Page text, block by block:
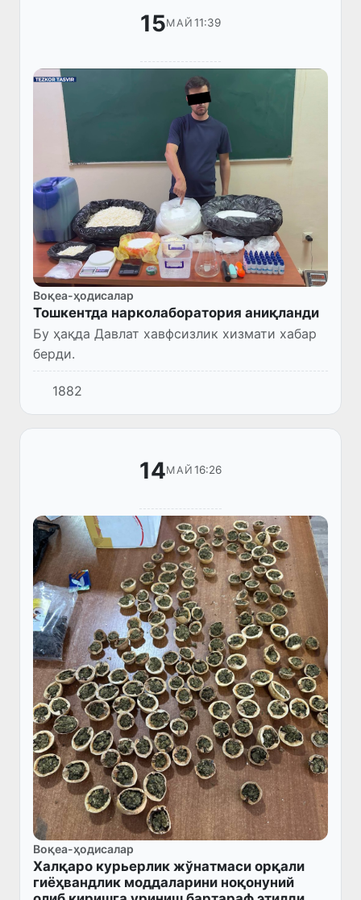
15МАЙ 11:39
Воқеа-ҳодисалар
Тошкентда нарколаборатория аниқланди
Бу ҳақда Давлат хавфсизлик хизмати хабар
берди.
1882
14МАЙ 16:26
Воқеа-ҳодисалар
Халқаро курьерлик жўнатмаси орқали
гиёҳвандлик моддаларини ноқонуний